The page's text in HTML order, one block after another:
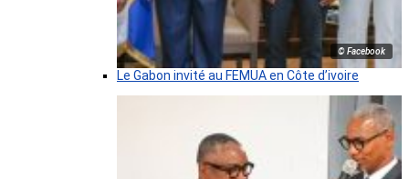
© Facebook
Le Gabon invité au FEMUA en Côte d’ivoire